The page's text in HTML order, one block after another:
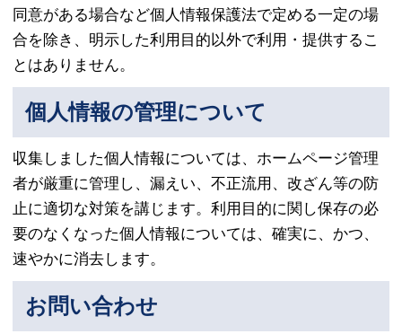
同意がある場合など個人情報保護法で定める一定の場
合を除き、明示した利用目的以外で利用・提供するこ
とはありません。
個人情報の管理について
収集しました個人情報については、ホームページ管理
者が厳重に管理し、漏えい、不正流用、改ざん等の防
止に適切な対策を講じます。利用目的に関し保存の必
要のなくなった個人情報については、確実に、かつ、
速やかに消去します。
お問い合わせ